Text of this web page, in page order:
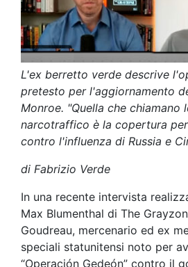
L'ex berretto verde descrive
pretesto per l'aggiornamento
Monroe. "Quella che chiamano
narcotraffico è la copertura
contro l'influenza di Russia e
di Fabrizio Verde
In una recente intervista
Max Blumenthal di The
Goudreau, mercenario ed ex
speciali statunitensi noto per
“Operación Gedeón” contro il